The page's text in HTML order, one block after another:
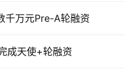
千万元Pre-A轮融资
成天使+轮融资